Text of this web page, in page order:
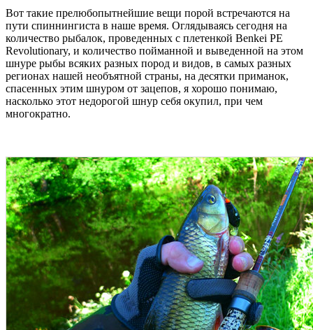
Вот такие прелюбопытнейшие вещи порой встречаются на
пути спиннингиста в наше время. Оглядываясь сегодня на
количество рыбалок, проведенных с плетенкой Benkei PE
Revolutionary, и количество пойманной и выведенной на этом
шнуре рыбы всяких разных пород и видов, в самых разных
регионах нашей необъятной страны, на десятки приманок,
спасенных этим шнуром от зацепов, я хорошо понимаю,
насколько этот недорогой шнур себя окупил, при чем
многократно.